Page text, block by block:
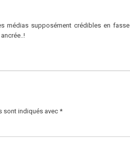
médias supposément crédibles en fasse
sont indiqués avec *